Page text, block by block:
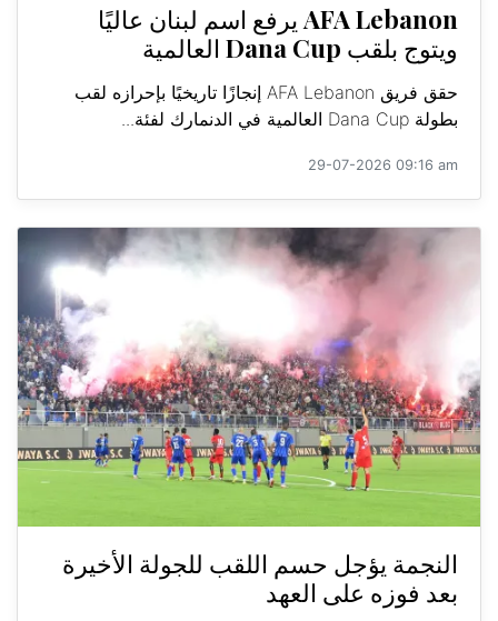
AFA Lebanon يرفع اسم لبنان عاليًا
ويتوج بلقب Dana Cup العالمية
حقق فريق AFA Lebanon إنجازًا تاريخيًا بإحرازه لقب
بطولة Dana Cup العالمية في الدنمارك لفئة...
29-07-2026 09:16 am
النجمة يؤجل حسم اللقب للجولة الأخيرة
بعد فوزه على العهد